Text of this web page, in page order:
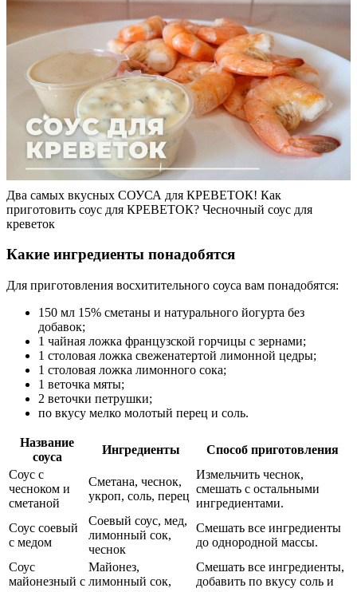
Два самых вкусных СОУСА для КРЕВЕТОК! Как
приготовить соус для КРЕВЕТОК? Чесночный соус для
креветок
Какие ингредиенты понадобятся
Для приготовления восхитительного соуса вам понадобятся:
150 мл 15% сметаны и натурального йогурта без
добавок;
1 чайная ложка французской горчицы с зернами;
1 столовая ложка свеженатертой лимонной цедры;
1 столовая ложка лимонного сока;
1 веточка мяты;
2 веточки петрушки;
по вкусу мелко молотый перец и соль.
Название
соуса
Ингредиенты
Способ приготовления
Соус с
чесноком и
сметаной
Сметана, чеснок,
укроп, соль, перец
Измельчить чеснок,
смешать с остальными
ингредиентами.
Соус соевый
с медом
Соевый соус, мед,
лимонный сок,
чеснок
Смешать все ингредиенты
до однородной массы.
Соус
майонезный с
Майонез,
лимонный сок,
Смешать все ингредиенты,
добавить по вкусу соль и